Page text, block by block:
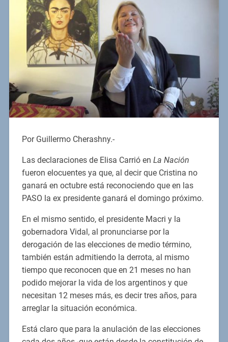
Por Guillermo Cherashny.-
Las declaraciones de Elisa Carrió en La Nación
fueron elocuentes ya que, al decir que Cristina no
ganará en octubre está reconociendo que en las
PASO la ex presidente ganará el domingo próximo.
En el mismo sentido, el presidente Macri y la
gobernadora Vidal, al pronunciarse por la
derogación de las elecciones de medio término,
también están admitiendo la derrota, al mismo
tiempo que reconocen que en 21 meses no han
podido mejorar la vida de los argentinos y que
necesitan 12 meses más, es decir tres años, para
arreglar la situación económica.
Está claro que para la anulación de las elecciones